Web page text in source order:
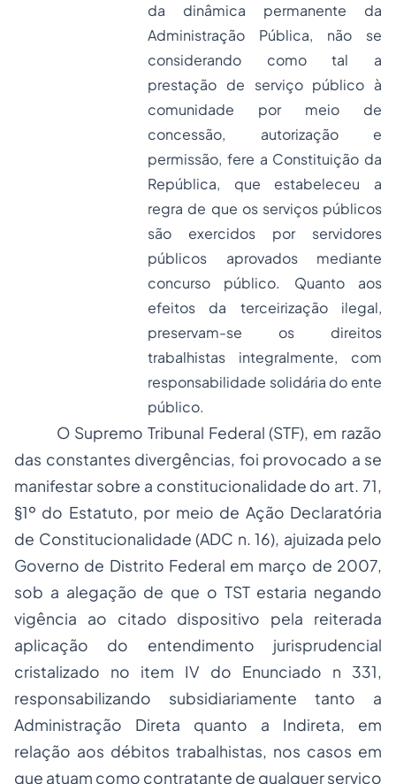
da dinâmica permanente da
Administração Pública, não se
considerando como tal a
prestação de serviço público à
comunidade por meio de
concessão, autorização e
permissão, fere a Constituição da
República, que estabeleceu a
regra de que os serviços públicos
são exercidos por servidores
públicos aprovados mediante
concurso público. Quanto aos
efeitos da terceirização ilegal,
preservam-se os direitos
trabalhistas integralmente, com
responsabilidade solidária do ente
público.
O Supremo Tribunal Federal (STF), em razão
das constantes divergências, foi provocado a se
manifestar sobre a constitucionalidade do art. 71,
§1º do Estatuto, por meio de Ação Declaratória
de Constitucionalidade (ADC n. 16), ajuizada pelo
Governo de Distrito Federal em março de 2007,
sob a alegação de que o TST estaria negando
vigência ao citado dispositivo pela reiterada
aplicação do entendimento jurisprudencial
cristalizado no item IV do Enunciado n 331,
responsabilizando subsidiariamente tanto a
Administração Direta quanto a Indireta, em
relação aos débitos trabalhistas, nos casos em
que atuam como contratante de qualquer serviço